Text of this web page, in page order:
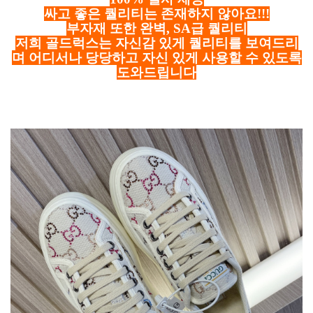
싸고 좋은 퀄리티는 존재하지 않아요!!!
부자재 또한 완벽, SA급 퀄리티
저희 골드럭스는 자신감 있게 퀄리티를 보여드리
며 어디서나 당당하고 자신 있게 사용할 수 있도록
도와드립니다